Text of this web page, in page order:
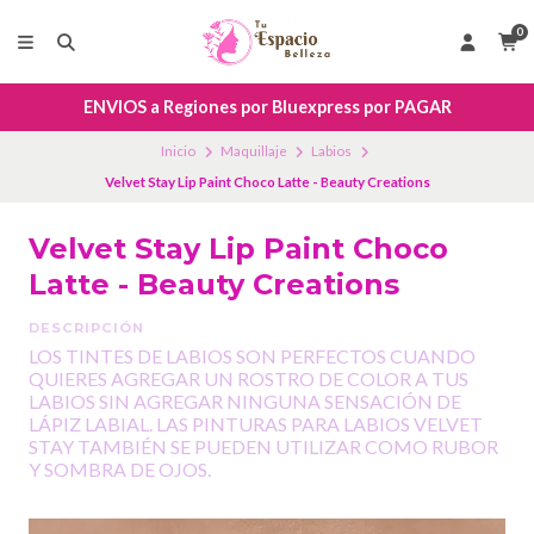
0
ENVIOS a Regiones por Bluexpress por PAGAR
Inicio Maquillaje
Labios
Velvet Stay Lip Paint Choco Latte - Beauty Creations
Velvet Stay Lip Paint Choco
Latte - Beauty Creations
DESCRIPCIÓN
LOS TINTES DE LABIOS SON PERFECTOS CUANDO
QUIERES AGREGAR UN ROSTRO DE COLOR A TUS
LABIOS SIN AGREGAR NINGUNA SENSACIÓN DE
LÁPIZ LABIAL. LAS PINTURAS PARA LABIOS VELVET
STAY TAMBIÉN SE PUEDEN UTILIZAR COMO RUBOR
Y SOMBRA DE OJOS.